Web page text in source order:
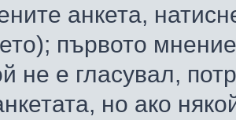
анкета,
първото
не е гласувал,
но ако